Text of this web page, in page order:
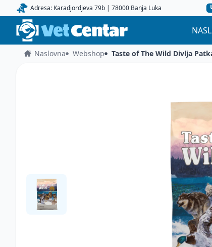
Adresa: Karadjordjeva 79b | 78000 Banja Luka
Naslovna Webshop Taste of The Wild